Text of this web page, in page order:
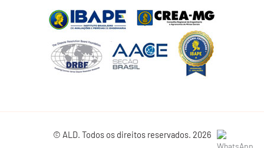
© ALD. Todos os direitos reservados. 2026